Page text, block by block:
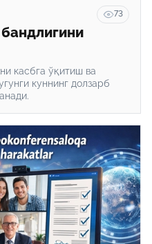
73
касбга ўқитиш ва
куннинг долзарб